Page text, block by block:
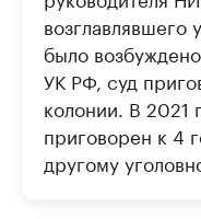
возглавлявшего
было
УК РФ, суд
колонии. В 2021
приговорен к 4
другому